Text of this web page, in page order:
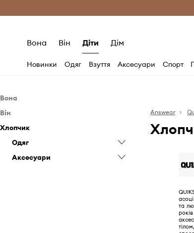
Безкоштовна доставка з ЄС
Вона Він Діти Дім
Новинки Одяг Взуття Аксесуари Спорт
Вона
Купальники
Куртки
Аксесуари
Головні убори
Сумочки
Він
Одяг
Джинси
Кофти
Аксесуари
Головні убори
Хлопчик
Одяг
Куртки та пальта
Аксесуари
Answear
та